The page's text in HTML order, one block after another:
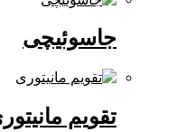
جاسوئیچی
تقویم مانیتوری